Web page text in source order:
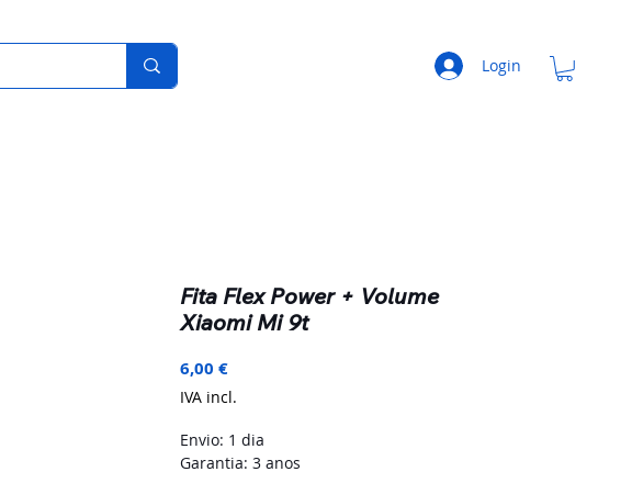
Login
Fita Flex Power + Volume
Xiaomi Mi 9t
6,00 €Preço
IVA incl.
Envio: 1 dia
Garantia: 3 anos